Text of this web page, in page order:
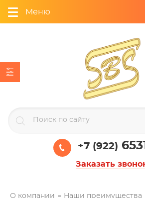
Меню
+7 (922)
Заказать
О компании Наши преимущества